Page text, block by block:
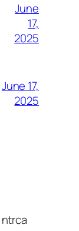
June
17,
2025
June 17,
2025
ntrca